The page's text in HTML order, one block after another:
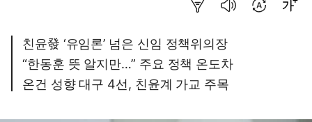
친윤發 ‘유임론’ 넘은 신임 정책위의장
“한동훈 뜻 알지만…” 주요 정책 온도차
온건 성향 대구 4선, 친윤계 가교 주목